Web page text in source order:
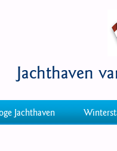
Jachthaven
Jachthaven